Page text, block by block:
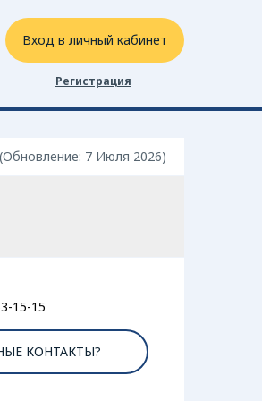
Вход в личный кабинет
Регистрация
7 Июля 2026)
15-15
КОНТАКТЫ?